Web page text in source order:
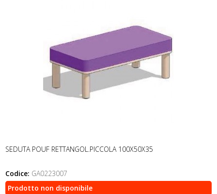
SEDUTA POUF RETTANGOL.PICCOLA 100X50X35
Codice: GA0223007
Prodotto non disponibile